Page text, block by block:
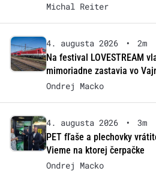
Michal Reiter
4. augusta 2026 •
2m
Na festival LOVESTREAM
mimoriadne zastavia vo
Ondrej Macko
4. augusta 2026 •
3m
PET fľaše a plechovky
Vieme na ktorej čerpačke
Ondrej Macko